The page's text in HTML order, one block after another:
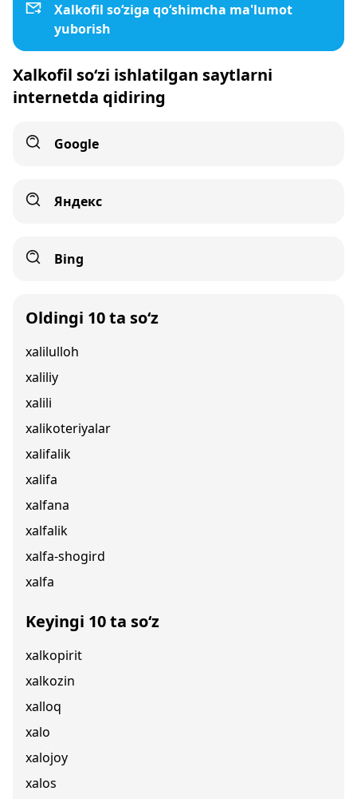
Xalkofil so‘ziga qo‘shimcha ma'lumot
yuborish
Xalkofil so‘zi ishlatilgan saytlarni
internetda qidiring
Google
Яндекс
Bing
Oldingi 10 ta so‘z
xalilulloh
xaliliy
xalili
xalikoteriyalar
xalifalik
xalifa
xalfana
xalfalik
xalfa-shogird
xalfa
Keyingi 10 ta so‘z
xalkopirit
xalkozin
xalloq
xalo
xalojoy
xalos